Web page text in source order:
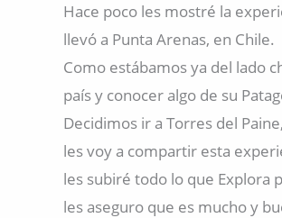
Hace poco les mostré la
llevó a Punta Arenas, en Chile.
Como estábamos ya del lado
país y conocer algo de su
Decidimos ir a Torres del
les voy a compartir esta
les subiré todo lo que Explora
les aseguro que es mucho y